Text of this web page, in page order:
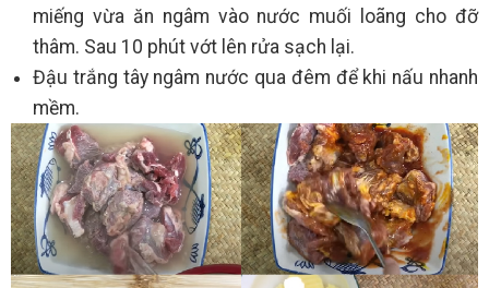
miếng vừa ăn ngâm vào nước muối loãng cho đỡ
thâm. Sau 10 phút vớt lên rửa sạch lại.
Đậu trắng tây ngâm nước qua đêm để khi nấu nhanh
mềm.